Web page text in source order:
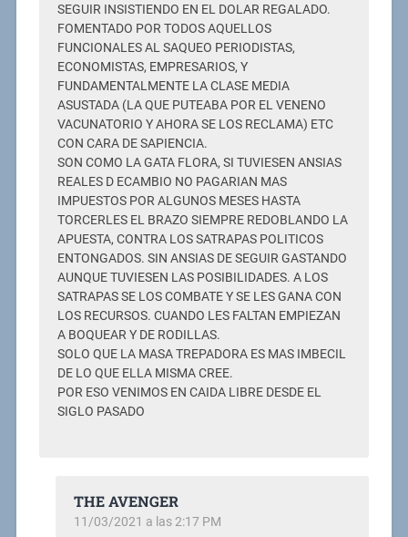
SEGUIR INSISTIENDO EN EL DOLAR REGALADO.
FOMENTADO POR TODOS AQUELLOS
FUNCIONALES AL SAQUEO PERIODISTAS,
ECONOMISTAS, EMPRESARIOS, Y
FUNDAMENTALMENTE LA CLASE MEDIA
ASUSTADA (LA QUE PUTEABA POR EL VENENO
VACUNATORIO Y AHORA SE LOS RECLAMA) ETC
CON CARA DE SAPIENCIA.
SON COMO LA GATA FLORA, SI TUVIESEN ANSIAS
REALES D ECAMBIO NO PAGARIAN MAS
IMPUESTOS POR ALGUNOS MESES HASTA
TORCERLES EL BRAZO SIEMPRE REDOBLANDO LA
APUESTA, CONTRA LOS SATRAPAS POLITICOS
ENTONGADOS. SIN ANSIAS DE SEGUIR GASTANDO
AUNQUE TUVIESEN LAS POSIBILIDADES. A LOS
SATRAPAS SE LOS COMBATE Y SE LES GANA CON
LOS RECURSOS. CUANDO LES FALTAN EMPIEZAN
A BOQUEAR Y DE RODILLAS.
SOLO QUE LA MASA TREPADORA ES MAS IMBECIL
DE LO QUE ELLA MISMA CREE.
POR ESO VENIMOS EN CAIDA LIBRE DESDE EL
SIGLO PASADO
THE AVENGER
11/03/2021 a las 2:17 PM